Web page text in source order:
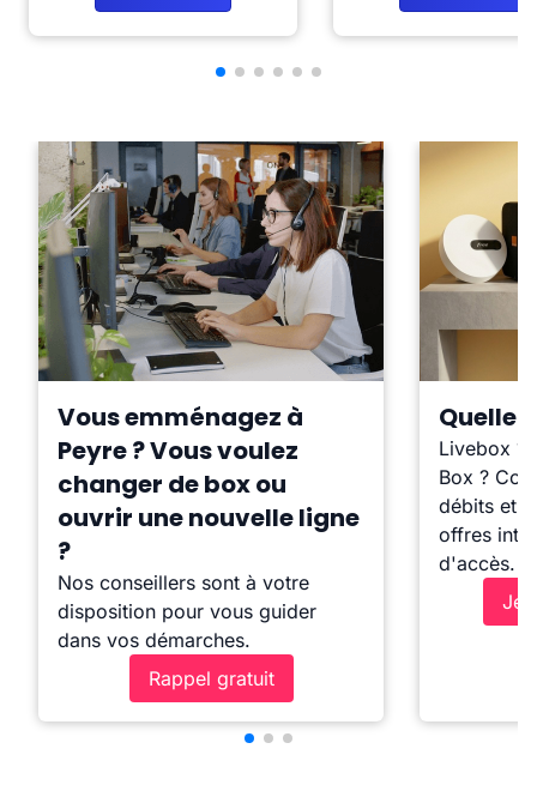
Vous emménagez à
Peyre ? Vous voulez
changer de box ou
ouvrir une nouvelle ligne
?
Nos conseillers sont à votre
disposition pour vous guider
dans vos démarches.
Rappel gratuit
Quelle
Livebox ?
Box ?
débits et
offres
d'accès.
Je